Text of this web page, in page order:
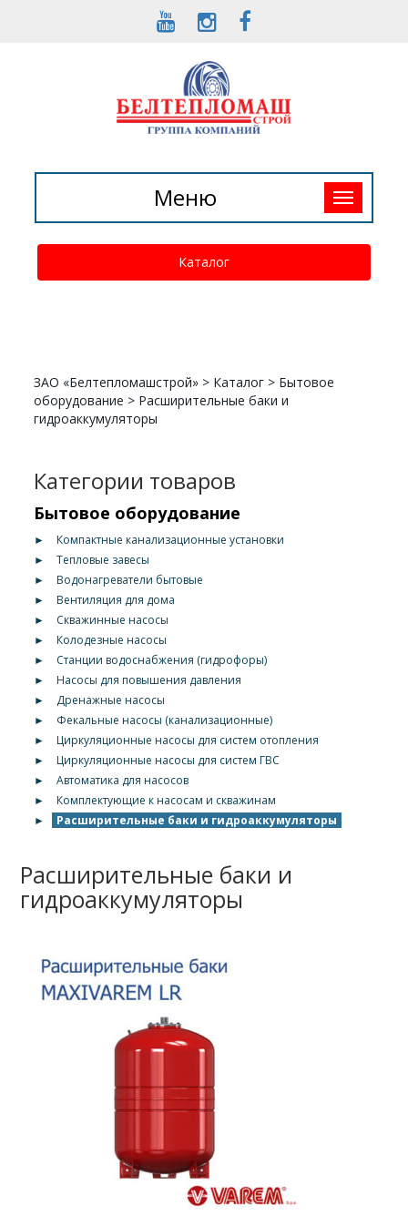
Toggle
navigation
Меню
Каталог
ЗАО «Белтепломашстрой» > Каталог > Бытовое
оборудование > Расширительные баки и
гидроаккумуляторы
Категории товаров
Бытовое оборудование
►
Компактные канализационные установки
►
Тепловые завесы
►
Водонагреватели бытовые
►
Вентиляция для дома
►
Скважинные насосы
►
Колодезные насосы
►
Станции водоснабжения (гидрофоры)
►
Насосы для повышения давления
►
Дренажные насосы
►
Фекальные насосы (канализационные)
►
Циркуляционные насосы для систем отопления
►
Циркуляционные насосы для систем ГВС
►
Автоматика для насосов
►
Комплектующие к насосам и скважинам
►
Расширительные баки и гидроаккумуляторы
Расширительные баки и
гидроаккумуляторы